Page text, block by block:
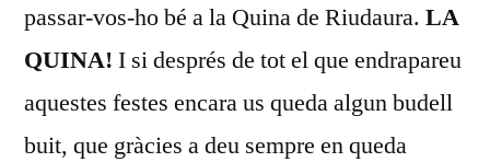
passar-vos-ho bé a la Quina de Riudaura. LA
QUINA! I si després de tot el que endrapareu
aquestes festes encara us queda algun budell
buit, que gràcies a deu sempre en queda